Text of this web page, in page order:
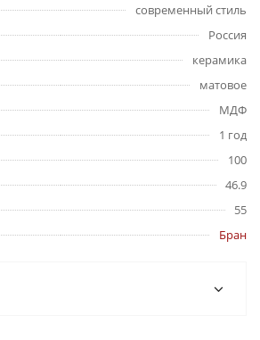
современный стиль
Россия
керамика
матовое
МДФ
1 год
100
46.9
55
Бран